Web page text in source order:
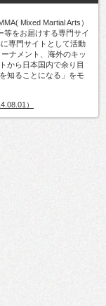
Mixed Martial Arts）
等をお届けする専門サイ
専門サイトとして活動
ナメント、海外のキッ
から日本国内で余り目
知ることになる」をモ
）